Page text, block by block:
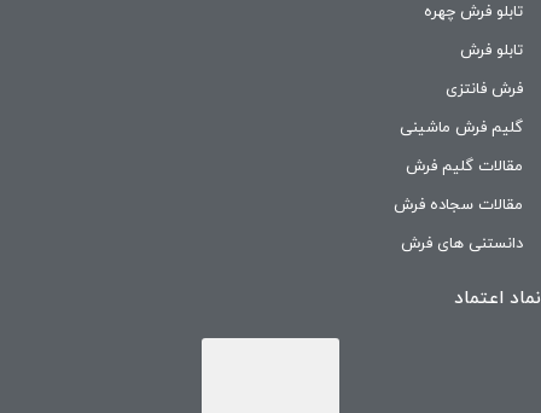
تابلو فرش چهره
تابلو فرش
فرش فانتزی
گلیم فرش ماشینی
مقالات گلیم فرش
مقالات سجاده فرش
دانستنی های فرش
نماد اعتماد